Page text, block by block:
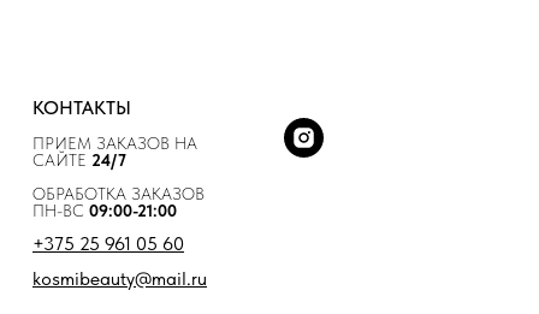
КОНТАКТЫ
ПРИЕМ ЗАКАЗОВ НА
САЙТЕ 24/7
ОБРАБОТКА ЗАКАЗОВ
ПН-ВС 09:00-21:00
+375 25 961 05 60
kosmibeauty@mail.ru